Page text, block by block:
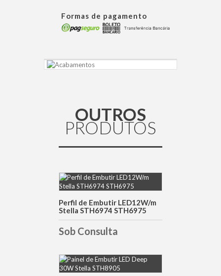
Formas de pagamento
OUTROS
PRODUTOS
DETALHES
Perfil de Embutir LED12W/m
Stella STH6974 STH6975
Sob Consulta